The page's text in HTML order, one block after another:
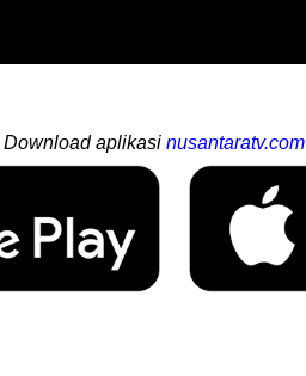
Download aplikasi nusantaratv.com